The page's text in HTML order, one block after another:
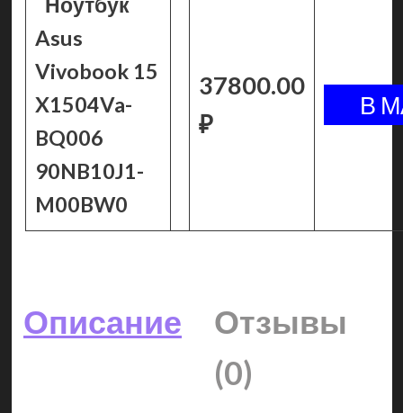
Asus
Vivobook 15
X1504Va-
BQ006
90NB10J1-
M00BW0
37800.00
₽
Описание
Отзывы
(0)